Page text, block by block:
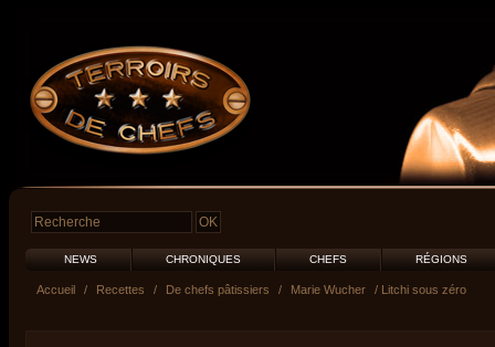
NEWS CHRONIQUES CHEFS RÉGIONS
Accueil / Recettes / De chefs pâtissiers / Marie Wucher / Litchi sous zéro